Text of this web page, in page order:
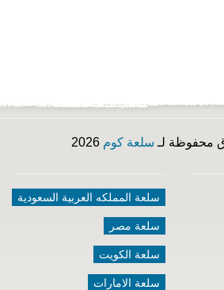
محفوظة لـ سلعة كوم
سلعة المملكه العربية السعودية
سلعة مصر
سلعة الكويت
سلعة الامارات